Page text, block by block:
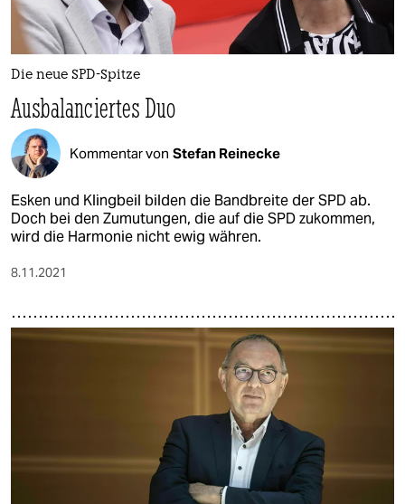
Die neue SPD-Spitze
Ausbalanciertes Duo
Kommentar von Stefan Reinecke
Esken und Klingbeil bilden die Bandbreite der SPD ab.
Doch bei den Zumutungen, die auf die SPD zukommen,
wird die Harmonie nicht ewig währen.
8.11.2021